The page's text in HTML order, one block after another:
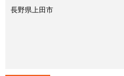
長野県上田市